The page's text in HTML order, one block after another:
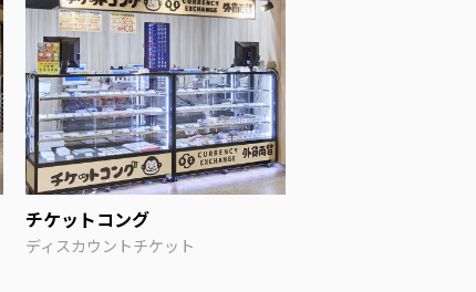
チケットコング
ディスカウントチケット